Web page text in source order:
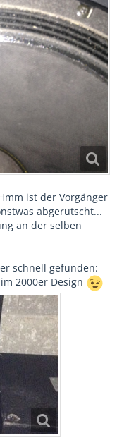
ist der Vorgänger
abgerutscht...
an der selben
schnell gefunden:
2000er Design